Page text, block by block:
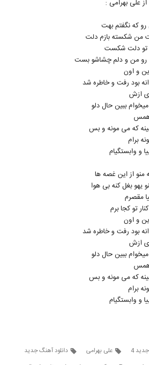
۲۹۶ بازدید
Shahre Sholoogh)
۳۰۴ بازدید
علی بهرامی :
که نگفتم بهت
من شکسته بازم دلت
تو دلت شکست
من و دلم چشاشو بست
و اون
بود رفت و خاطره شد
ازش
میخوام ببین حال دلو
همس
که می مونه و بس
برام
و وابستگیام
منو از این غصه ها
بغل کنه بی هوا
مقصرم
تو کجا برم
و اون
بود رفت و خاطره شد
ازش
میخوام ببین حال دلو
همس
که می مونه و بس
برام
و وابستگیام
4 علی بهرامی
دانلود آهنگ جدید